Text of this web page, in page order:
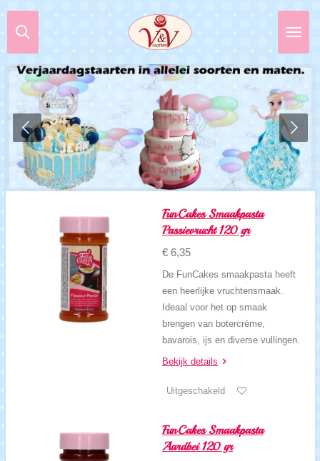
Ga
direct
de
hoofdinhoud
FunCakes Smaakpasta
Passievrucht 120 gr
€ 6,35
De FunCakes smaakpasta heeft
een heerlijke vruchtensmaak.
Ideaal voor het op smaak
brengen van botercrème,
bavarois, ijs en diverse vullingen.
Bekijk details
Uitgeschakeld
FunCakes Smaakpasta
Aardbei 120 gr